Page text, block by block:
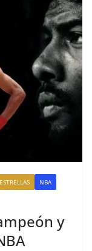
ESTRELLAS NBA
y